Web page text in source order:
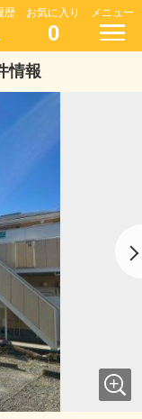
歴 お気に入り
0
メニュー
情報